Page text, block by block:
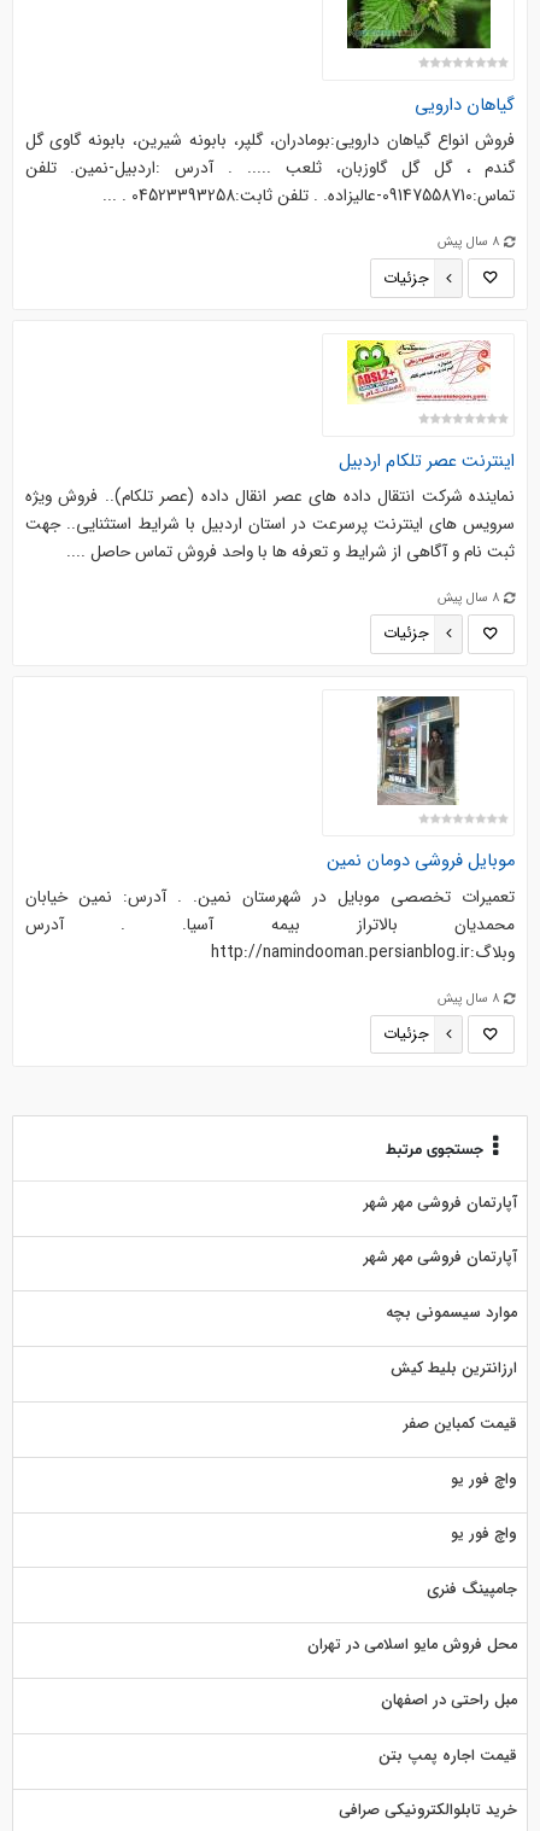
گیاهان دارویی
فروش انواع گیاهان دارویی:بومادران، گلپر، بابونه شیرین، بابونه گاوی گل
گندم ، گل گل گاوزبان، ثلعب ..... . آدرس :اردبیل-نمین. تلفن
تماس:09147558710-عالیزاده. . تلفن ثابت:04523393258 . ...
8 سال پیش
جزئیات
اینترنت عصر تلکام اردبیل
نماینده شرکت انتقال داده های عصر انقال داده (عصر تلکام).. فروش ویژه
سرویس های اینترنت پرسرعت در استان اردبیل با شرایط استثنایی.. جهت
ثبت نام و آگاهی از شرایط و تعرفه ها با واحد فروش تماس حاصل ....
8 سال پیش
جزئیات
موبایل فروشی دومان نمین
تعمیرات تخصصی موبایل در شهرستان نمین. . آدرس: نمین خیابان
محمدیان بالاتراز بیمه آسیا. . آدرس
وبلاگ:http://namindooman.persianblog.ir
8 سال پیش
جزئیات
جستجوی مرتبط
آپارتمان فروشی مهر شهر
آپارتمان فروشی مهر شهر
موارد سیسمونی بچه
ارزانترین بلیط کیش
قیمت کمباین صفر
واچ فور یو
واچ فور یو
جامپینگ فنری
محل فروش مایو اسلامی در تهران
مبل راحتی در اصفهان
قیمت اجاره پمپ بتن
خرید تابلوالکترونیکی صرافی